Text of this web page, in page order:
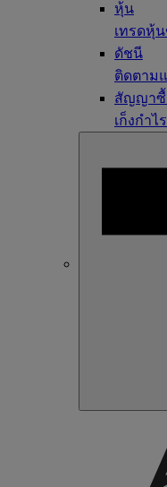
หุ้น
เทรดหุ้
ดัชนี
ติดตาม
สัญญาซื้
เก็งกำ